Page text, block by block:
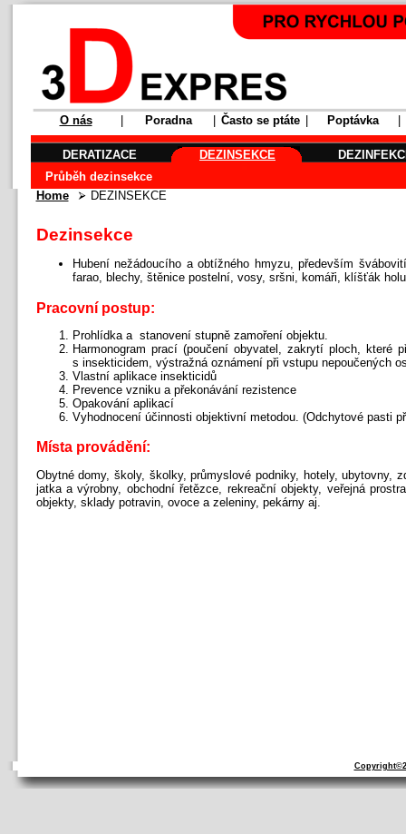
O nás Poradna Často se ptáte Poptávka
DERATIZACE DEZINSEKCE
Průběh dezinsekce
Home
DEZINSEKCE
Dezinsekce
Hubení nežádoucího a obtížného hmyzu, především
farao, blechy, štěnice postelní, vosy, sršni, komáři, klíšťák
Pracovní postup:
Prohlídka a stanovení stupně zamoření objektu.
Harmonogram prací (poučení obyvatel, zakrytí ploch, které
s insekticidem, výstražná oznámení při vstupu nepoučených
Vlastní aplikace insekticidů
Prevence vzniku a překonávání rezistence
Opakování aplikací
Vyhodnocení účinnosti objektivní metodou. (Odchytové pasti
Místa provádění:
Obytné domy, školy, školky, průmyslové podniky, hotely, ubytovny,
jatka a výrobny, obchodní řetězce, rekreační objekty, veřejná
objekty, sklady potravin, ovoce a zeleniny, pekárny aj.